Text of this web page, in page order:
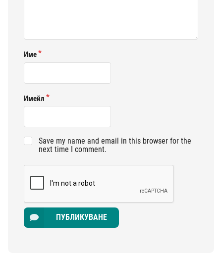
Име
Имейл
Save my name and email in this browser for the
next time I comment.
ПУБЛИКУВАНЕ